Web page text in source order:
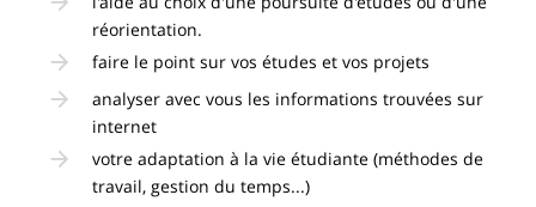
réorientation.
faire le point sur vos études et vos projets
analyser avec vous les informations trouvées sur
internet
votre adaptation à la vie étudiante (méthodes de
travail, gestion du temps...)